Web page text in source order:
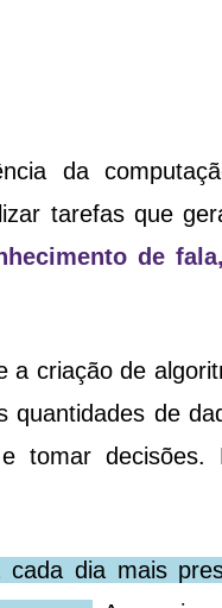
da
tarefas que
de
criação de
de
tomar
dia mais